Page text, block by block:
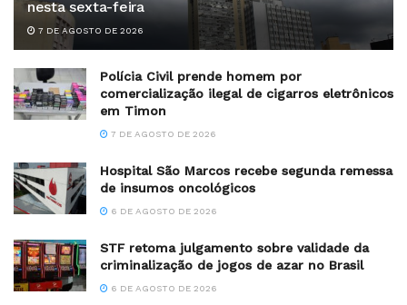
nesta sexta-feira
7 DE AGOSTO DE 2026
Polícia Civil prende homem por
comercialização ilegal de cigarros eletrônicos
em Timon
7 DE AGOSTO DE 2026
Hospital São Marcos recebe segunda remessa
de insumos oncológicos
6 DE AGOSTO DE 2026
STF retoma julgamento sobre validade da
criminalização de jogos de azar no Brasil
6 DE AGOSTO DE 2026